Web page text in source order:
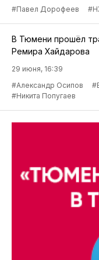
#Павел Дорофеев
В Тюмени прошёл
Ремира Хайдарова
29 июня, 16:39
#Александр Осипов
#Никита Попугаев